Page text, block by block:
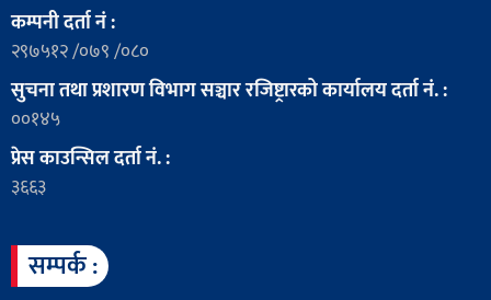
कम्पनी दर्ता नं :
२९७५१२ /०७९ /०८०
सुचना तथा प्रशारण विभाग सञ्चार रजिष्ट्रारको कार्यालय दर्ता नं. :
००१४५
प्रेस काउन्सिल दर्ता नं. :
३६६३
सम्पर्क :